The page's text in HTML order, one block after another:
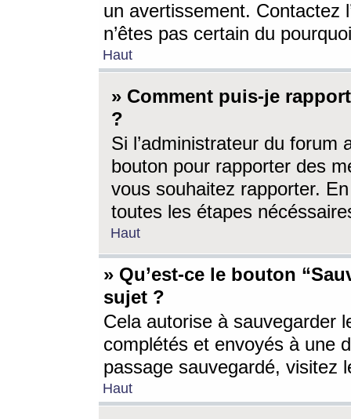
un avertissement. Contactez
n’êtes pas certain du
Haut
» Comment puis-je
?
Si l’administrateur du forum
bouton pour rapporter des
vous souhaitez rapporter.
toutes les étapes
Haut
» Qu’est-ce le bouton
sujet ?
Cela autorise à sauvegarder
complétés et envoyés à une
passage sauvegardé, visitez
Haut